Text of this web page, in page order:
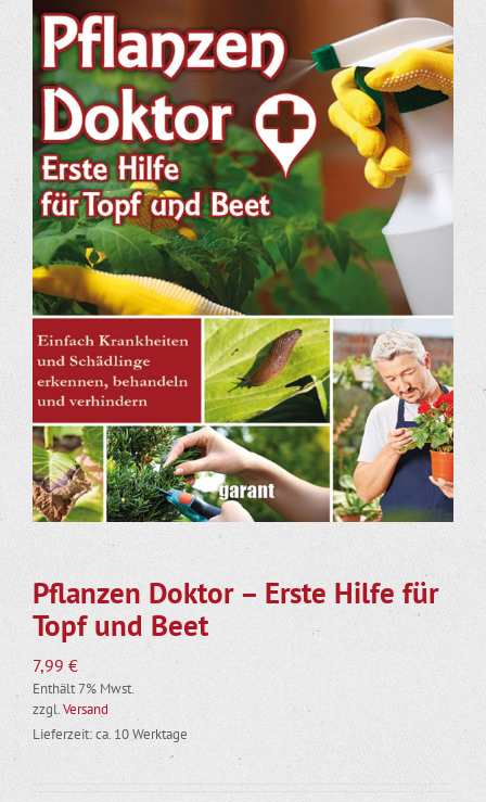
Pflanzen Doktor – Erste Hilfe für
Topf und Beet
7,99 €
Enthält 7% Mwst.
zzgl.Versand
Lieferzeit: ca. 10 Werktage